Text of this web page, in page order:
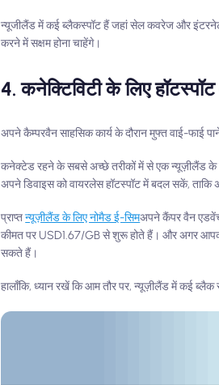
न्यूजीलैंड में कई ब्लैकस्पॉट हैं जहां सेल कवरेज और
करने में सक्षम होना चाहेंगे।
4. कनेक्टिविटी के लिए
अपने कैम्परवैन साहसिक कार्य के दौरान मुफ्त वाई-फाई
कनेक्टेड रहने के सबसे अच्छे तरीकों में से एक न्यूज़ीलैंड के
अपने डिवाइस को वायरलेस हॉटस्पॉट में बदल सकें,
प्राप्तन्यूज़ीलैंड के लिए नोमैड ई-सिमअपने कैंपर वैन
कीमत पर USD1.67/GB से शुरू होते हैं। और अगर
सकते हैं।
हालाँकि, ध्यान रखें कि आम तौर पर, न्यूज़ीलैंड में कई